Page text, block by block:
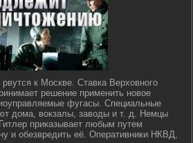
к Москве. Ставка Верховного
решение применить новое
фугасы. Специальные
дома, вокзалы, заводы и т. д. Немцы
приказывает любым путем
и обезвредить её. Оперативники НКВД,